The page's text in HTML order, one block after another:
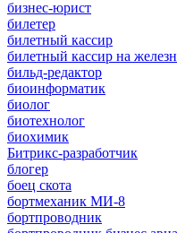
бизнес-юрист
билетер
билетный кассир
билетный кассир на
бильд-редактор
биоинформатик
биолог
биотехнолог
биохимик
Битрикс-разработчик
блогер
боец скота
бортмеханик МИ-8
бортпроводник